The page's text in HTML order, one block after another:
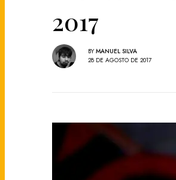
2017
BY MANUEL SILVA
28 DE AGOSTO DE 2017